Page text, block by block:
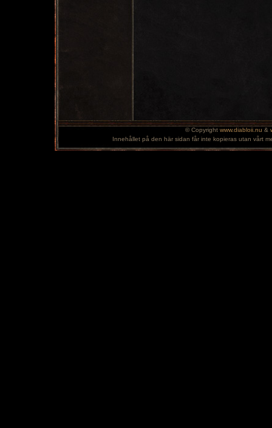
© Copyright www.diabloii.nu &
Innehållet på den här sidan får inte kopieras utan vårt